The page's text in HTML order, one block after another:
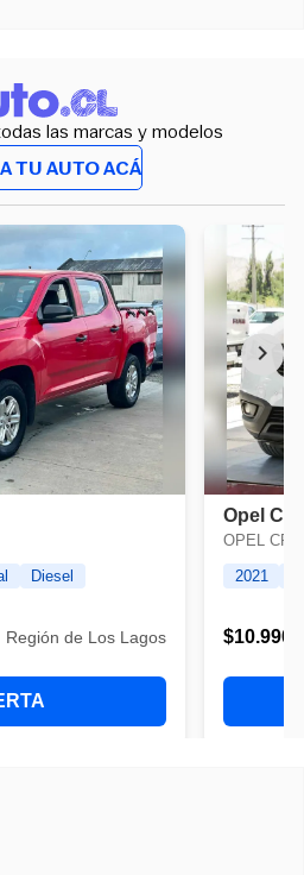
las marcas y modelos
TU AUTO ACÁ